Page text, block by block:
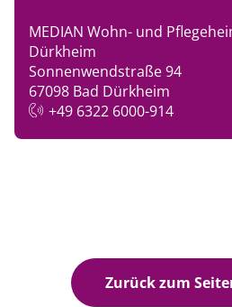
MEDIAN Wohn- und
Dürkheim
Sonnenwendstraße 94
67098 Bad Dürkheim
+49 6322 6000-914
Zurück zum